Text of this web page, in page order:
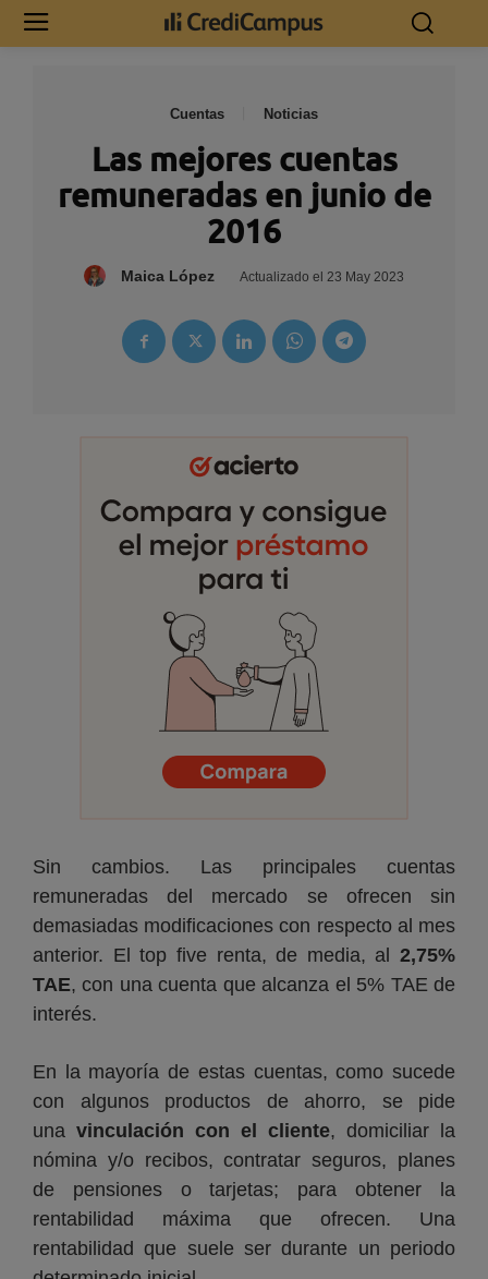
Cuentas Noticias
Las mejores cuentas
remuneradas en junio de
2016
Maica López Actualizado el 23 May 2023
Sin cambios. Las principales cuentas
remuneradas del mercado se ofrecen sin
demasiadas modificaciones con respecto al mes
anterior. El top five renta, de media, al 2,75%
TAE, con una cuenta que alcanza el 5% TAE de
interés.
En la mayoría de estas cuentas, como sucede
con algunos productos de ahorro, se pide
una vinculación con el cliente, domiciliar la
nómina y/o recibos, contratar seguros, planes
de pensiones o tarjetas; para obtener la
rentabilidad máxima que ofrecen. Una
rentabilidad que suele ser durante un periodo